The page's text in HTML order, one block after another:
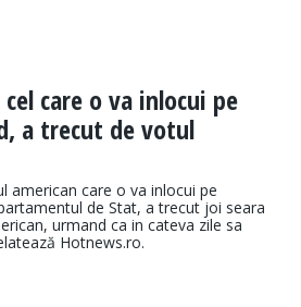
care o va inlocui pe
a trecut de votul
american care o va inlocui pe
de Stat, a trecut joi seara
urmand ca in cateva zile sa
Hotnews.ro.